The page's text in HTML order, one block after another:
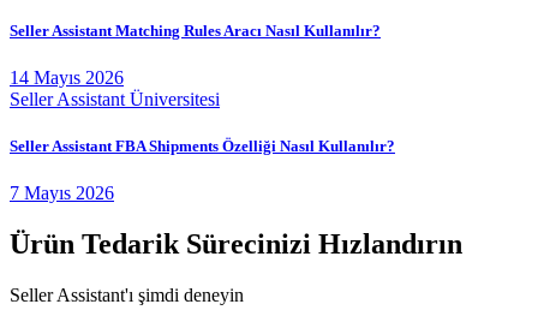
Seller Assistant Matching Rules Aracı Nasıl Kullanılır?
14 Mayıs 2026
Seller Assistant Üniversitesi
Seller Assistant FBA Shipments Özelliği Nasıl Kullanılır?
7 Mayıs 2026
Ürün Tedarik Sürecinizi Hızlandırın
Seller Assistant'ı şimdi deneyin